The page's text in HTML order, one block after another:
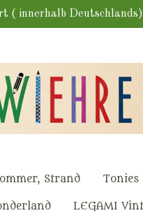
( innerhalb Deutschlands)
Strand Tonies
LEGAMI